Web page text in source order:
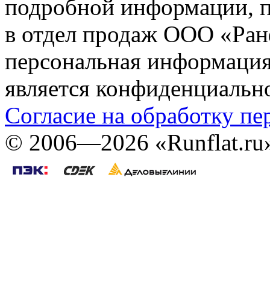
подробной информации,
в отдел продаж ООО
персональная
является
Согласие на обработку
© 2006—2026